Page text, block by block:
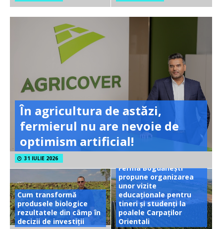
În agricultura de astăzi,
fermierul nu are nevoie de
optimism artificial!
31 IULIE 2026
Cum transformă
produsele biologice
rezultatele din câmp în
decizii de investiții
Ferma Bogdănești
propune organizarea
unor vizite
educaționale pentru
tineri și studenți la
poalele Carpaților
Orientali